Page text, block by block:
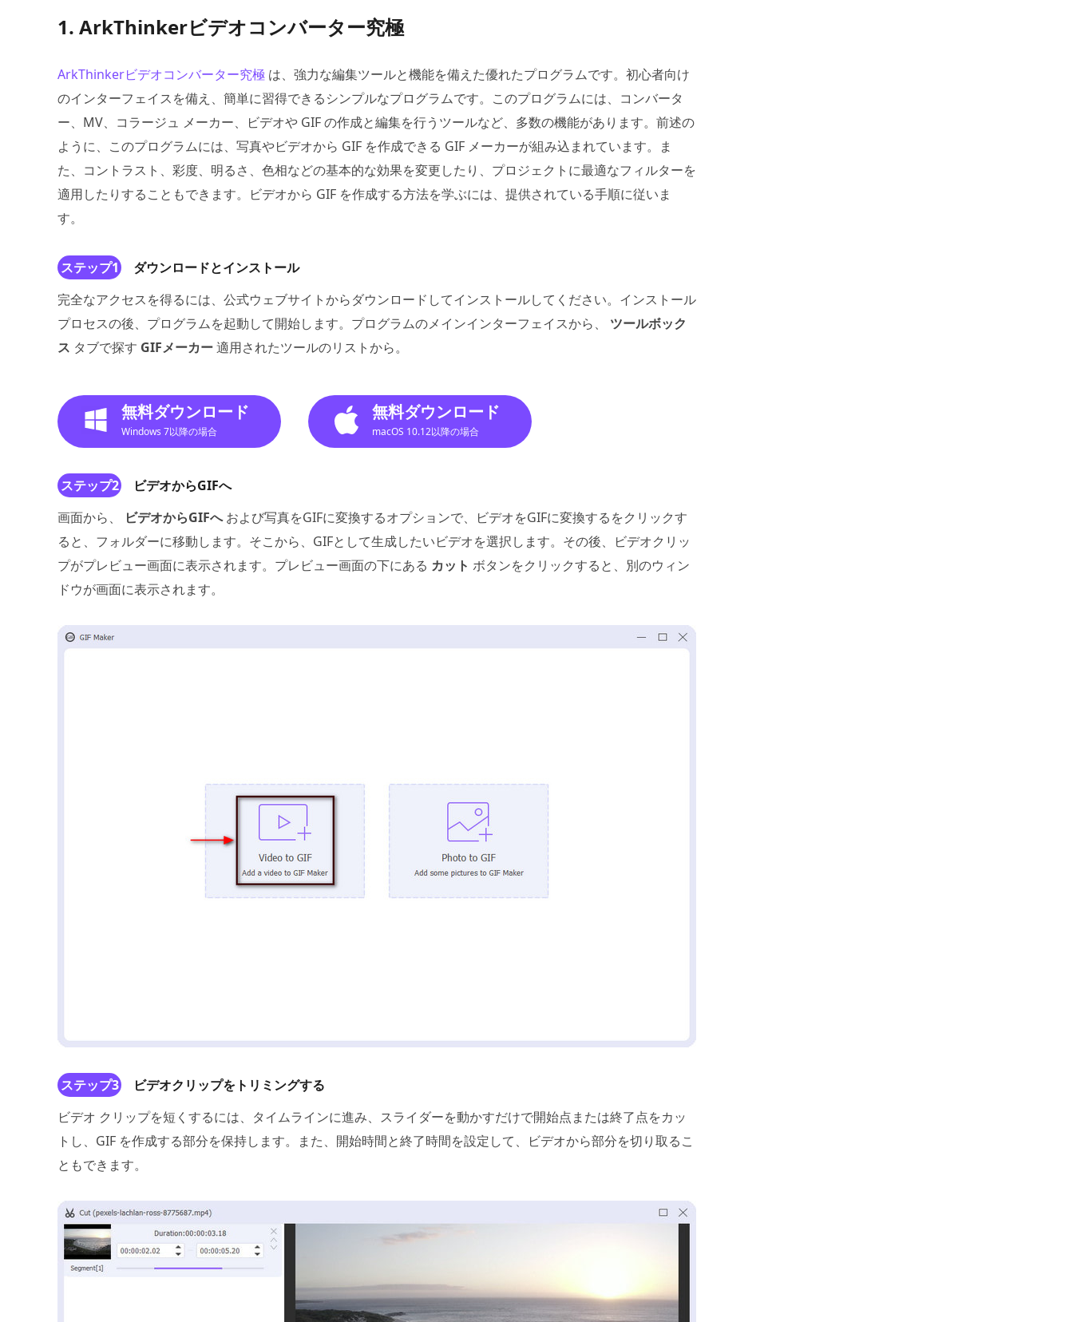
1. ArkThinkerビデオコンバーター究極
ArkThinkerビデオコンバーター究極 は、強力な編集ツールと機能を備えた優れたプログラムです。初心者向け
のインターフェイスを備え、簡単に習得できるシンプルなプログラムです。このプログラムには、コンバータ
ー、MV、コラージュ メーカー、ビデオや GIF の作成と編集を行うツールなど、多数の機能があります。前述の
ように、このプログラムには、写真やビデオから GIF を作成できる GIF メーカーが組み込まれています。ま
た、コントラスト、彩度、明るさ、色相などの基本的な効果を変更したり、プロジェクトに最適なフィルターを
適用したりすることもできます。ビデオから GIF を作成する方法を学ぶには、提供されている手順に従いま
す。
ステップ1
ダウンロードとインストール
完全なアクセスを得るには、公式ウェブサイトからダウンロードしてインストールしてください。インストール
プロセスの後、プログラムを起動して開始します。プログラムのメインインターフェイスから、 ツールボック
ス タブで探す GIFメーカー適用されたツールのリストから。
無料ダウンロード
Windows 7以降の場合
無料ダウンロード
macOS 10.12以降の場合
ステップ2
ビデオからGIFへ
画面から、
ビデオからGIFへおよび写真をGIFに変換するオプションで、ビデオをGIFに変換するをクリックす
ると、フォルダーに移動します。そこから、GIFとして生成したいビデオを選択します。その後、ビデオクリッ
プがプレビュー画面に表示されます。プレビュー画面の下にある カット ボタンをクリックすると、別のウィン
ドウが画面に表示されます。
ステップ3
ビデオクリップをトリミングする
ビデオ クリップを短くするには、タイムラインに進み、スライダーを動かすだけで開始点または終了点をカッ
トし、GIF を作成する部分を保持します。また、開始時間と終了時間を設定して、ビデオから部分を切り取るこ
ともできます。